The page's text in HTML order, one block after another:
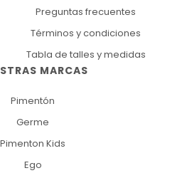
MARCAS
Pimentón
Germe
Pimenton Kids
Ego
Preguntas frecuentes
Términos y condiciones
Tabla de talles y medidas